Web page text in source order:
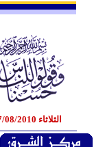
الثلاثاء 17/08/2010